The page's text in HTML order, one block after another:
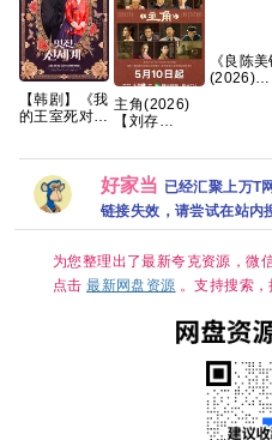
【韩剧】《我
的王室死对
玟锡 蔡书安
金海淑2026/
喜剧/爱情/奇
幻/已更最新
主角(2026)
【刘存
网盘资源【单
集1～3GB】
《良陈美
(2026)
好家当 已经汇聚上万T
链接失效，请尝试在站内
为您整理出了最新夸克资源，微
点击最新网盘资源 。支持搜索